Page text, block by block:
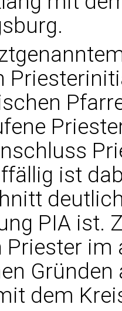
ist
PIA
im
Gründen
dem